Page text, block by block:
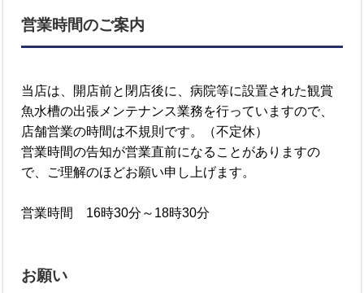
営業時間のご案内
当店は、開店前と閉店後に、病院等に設置された観賞
魚水槽の出張メンテナンス業務を行っていますので、
店舗営業の時間は不規則です。（不定休）
営業時間の告知が営業直前になることがありますの
で、ご理解のほどお願い申し上げます。
営業時間 16時30分～18時30分
お願い